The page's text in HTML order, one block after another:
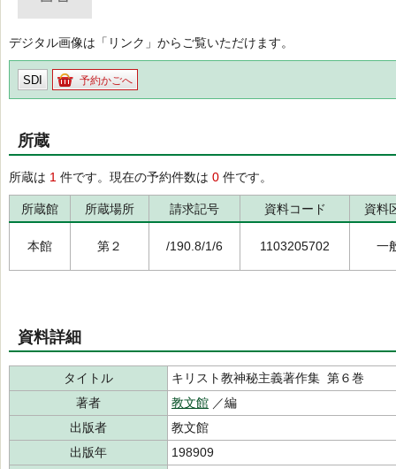
デジタル画像は「リンク」からご覧いただけます。
SDI 予約かごへ
所蔵
所蔵は 1 件です。現在の予約件数は 0 件です。
所蔵館 所蔵場所 請求記号 資料コード 資料
本館 第２ /190.8/1/6 1103205702 一
資料詳細
タイトル
キリスト教神秘主義著作集 第６巻
著者
教文館 ／編
出版者
教文館
出版年
198909